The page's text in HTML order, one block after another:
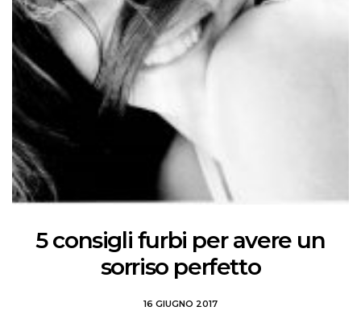
5 consigli furbi per avere un
sorriso perfetto
16 GIUGNO 2017